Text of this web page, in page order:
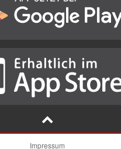
Impressum